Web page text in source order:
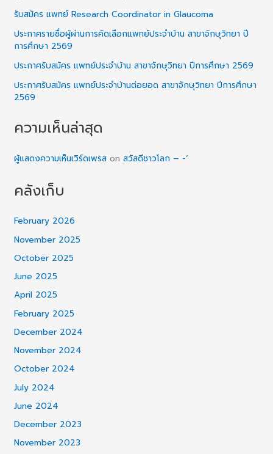
รับสมัคร แพทย์ Research Coordinator in Glaucoma
ประกาศรายชื่อผู้ผ่านการคัดเลือกแพทย์ประจำบ้าน สาขาจักษุวิทยา ปี
การศึกษา 2569
ประกาศรับสมัคร แพทย์ประจำบ้าน สาขาจักษุวิทยา ปีการศึกษา 2569
ประกาศรับสมัคร แพทย์ประจำบ้านต่อยอด สาขาจักษุวิทยา ปีการศึกษา
2569
ความเห็นล่าสุด
ผู้แสดงความเห็นเวิร์ดเพรส onสวัสดีชาวโลก – -‘
คลังเก็บ
February 2026
November 2025
October 2025
June 2025
April 2025
February 2025
December 2024
November 2024
October 2024
July 2024
June 2024
December 2023
November 2023